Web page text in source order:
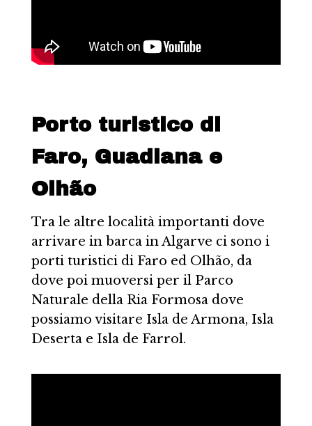
Porto turistico di
Faro, Guadiana e
Olhão
Tra le altre località importanti dove
arrivare in barca in Algarve ci sono i
porti turistici di Faro ed Olhão, da
dove poi muoversi per il Parco
Naturale della Ria Formosa dove
possiamo visitare Isla de Armona, Isla
Deserta e Isla de Farrol.